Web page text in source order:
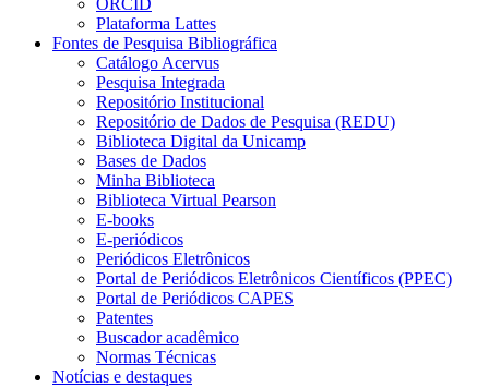
ORCID
Plataforma Lattes
Fontes de Pesquisa Bibliográfica
Catálogo Acervus
Pesquisa Integrada
Repositório Institucional
Repositório de Dados de Pesquisa (REDU)
Biblioteca Digital da Unicamp
Bases de Dados
Minha Biblioteca
Biblioteca Virtual Pearson
E-books
E-periódicos
Periódicos Eletrônicos
Portal de Periódicos Eletrônicos Científicos (PPEC)
Portal de Periódicos CAPES
Patentes
Buscador acadêmico
Normas Técnicas
Notícias e destaques